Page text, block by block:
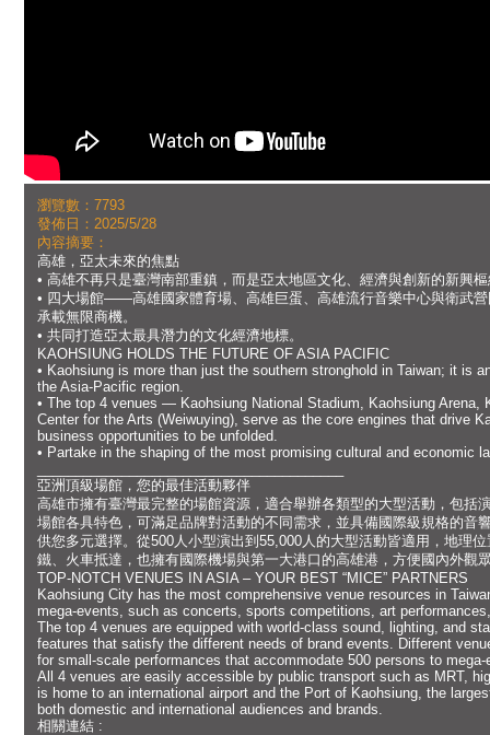
瀏覽數：7793
發佈日：2025/5/28
內容摘要：
高雄，亞太未來的焦點
• 高雄不再只是臺灣南部重鎮，而是亞太地區文化、經濟與創新的新興
• 四大場館——高雄國家體育場、高雄巨蛋、高雄流行音樂中心與衛武
承載無限商機。
• 共同打造亞太最具潛力的文化經濟地標。
KAOHSIUNG HOLDS THE FUTURE OF ASIA PACIFIC
• Kaohsiung is more than just the southern stronghold in Taiwan; it is
the Asia-Pacific region.
• The top 4 venues — Kaohsiung National Stadium, Kaohsiung Arena,
Center for the Arts (Weiwuying), serve as the core engines that drive
business opportunities to be unfolded.
• Partake in the shaping of the most promising cultural and economic
亞洲頂級場館，您的最佳活動夥伴
高雄市擁有臺灣最完整的場館資源，適合舉辦各類型的大型活動，包括
場館各具特色，可滿足品牌對活動的不同需求，並具備國際級規格的音
供您多元選擇。從500人小型演出到55,000人的大型活動皆適用，地理
鐵、火車抵達，也擁有國際機場與第一大港口的高雄港，方便國內外觀
TOP-NOTCH VENUES IN ASIA – YOUR BEST “MICE” PARTNERS
Kaohsiung City has the most comprehensive venue resources in
mega-events, such as concerts, sports competitions, art
The top 4 venues are equipped with world-class sound, lighting, and
features that satisfy the different needs of brand events. Different
for small-scale performances that accommodate 500 persons to
All 4 venues are easily accessible by public transport such as MRT,
is home to an international airport and the Port of Kaohsiung, the
both domestic and international audiences and brands.
相關連結 :